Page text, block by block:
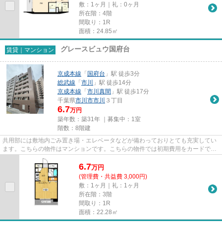
敷：1ヶ月｜礼：0ヶ月
所在階：4階
間取り：1R
面積：24.85㎡
賃貸｜マンション グレースビュウ国府台
京成本線 「 国府台 」駅 徒歩3分
総武線 「 市川
」駅 徒歩14分
京成本線 「 市川真間 」駅 徒歩17分
千葉県市川市市川 ３丁目
6.7万円
築年数：築31年 ｜募集中： 1室
階数：8階建
共用部には敷地内ごみ置き場・エレベータなどが備わっておりとても充実してい
ます。こちらの物件はマンションです。こちらの物件では初期費用をカードでお
支払いいただけます。2駅利用...
6.7万円
(管理費・共益費 3,000円)
敷：1ヶ月｜礼：1ヶ月
所在階：3階
間取り：1R
面積：22.28㎡